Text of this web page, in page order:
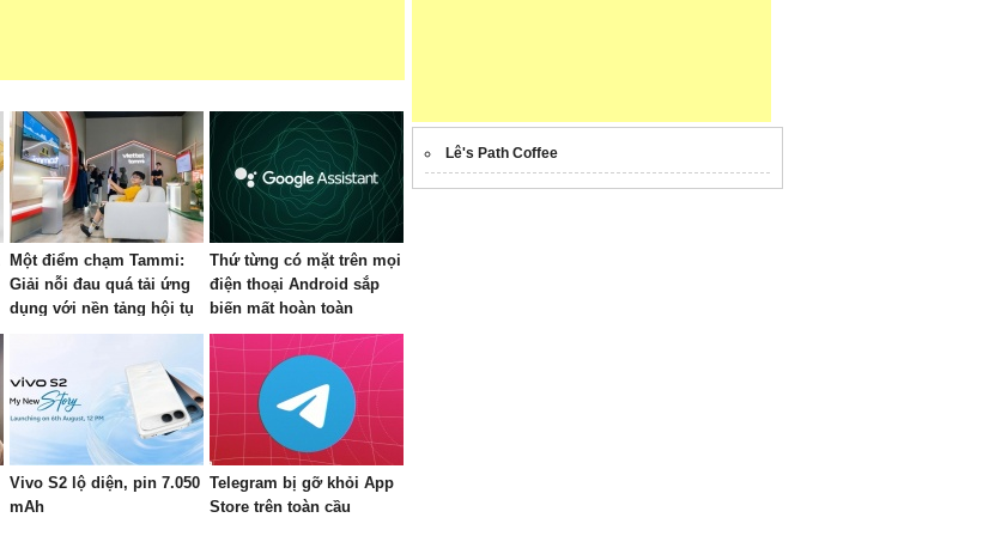
Một điểm chạm Tammi:
Giải nỗi đau quá tải ứng
dụng với nền tảng hội tụ
mới của Viettel
Thứ từng có mặt trên mọi
điện thoại Android sắp
biến mất hoàn toàn
Vivo S2 lộ diện, pin 7.050
mAh
Telegram bị gỡ khỏi App
Store trên toàn cầu
Lê's Path Coffee